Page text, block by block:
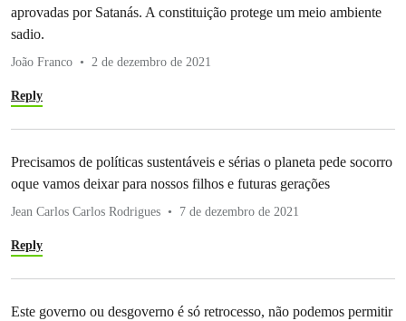
aprovadas por Satanás. A constituição protege um meio ambiente
sadio.
João Franco 2 de dezembro de 2021
Reply
Precisamos de políticas sustentáveis e sérias o planeta pede socorro
oque vamos deixar para nossos filhos e futuras gerações
Jean Carlos Carlos Rodrigues 7 de dezembro de 2021
Reply
Este governo ou desgoverno é só retrocesso, não podemos permitir